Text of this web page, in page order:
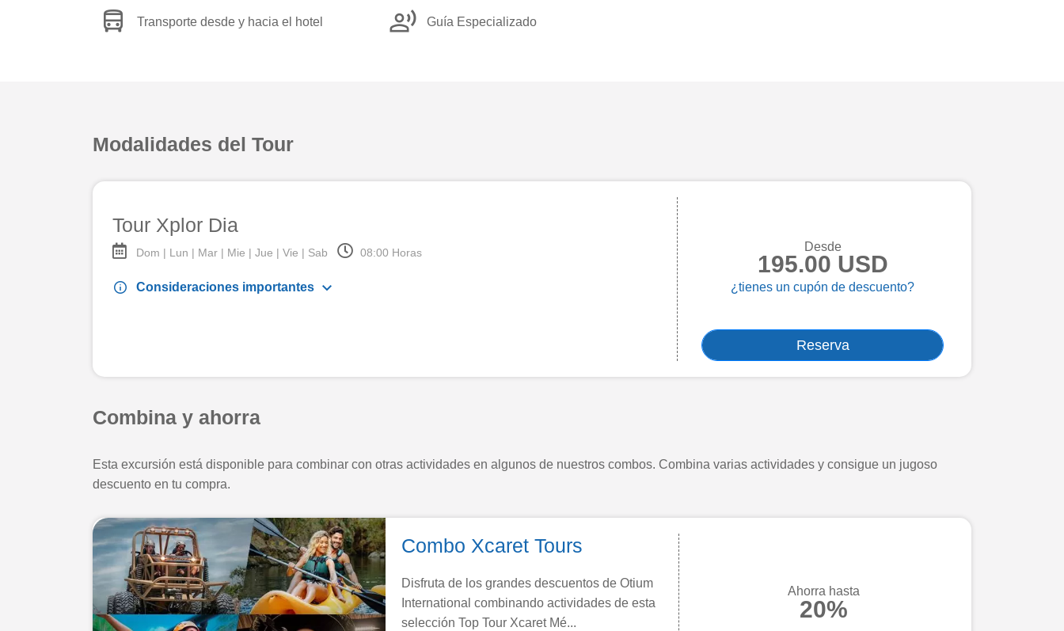
directions_bus Transporte desde y hacia el hotel record_voice_over Guía Especializado
Modalidades del Tour
Tour Xplor Dia
Dom | Lun | Mar | Mie | Jue | Vie | Sab 08:00 Horas
info Consideraciones importantes keyboard_arrow_down
Desde
195.00 USD
¿tienes un cupón de descuento?
Reserva
Combina y ahorra
Esta excursión está disponible para combinar con otras actividades en algunos de nuestros combos. Combina varias actividades y consigue un jugoso
descuento en tu compra.
Combo Xcaret Tours
Disfruta de los grandes descuentos de Otium
International combinando actividades de esta
selección Top Tour Xcaret Mé...
Ahorra hasta
20%